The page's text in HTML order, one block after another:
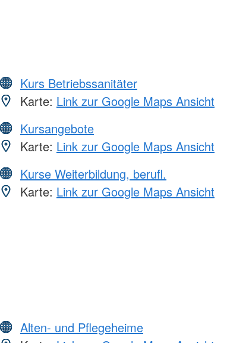
Kurs Betriebssanitäter
Karte: Link zur Google Maps Ansicht
Kursangebote
Karte: Link zur Google Maps Ansicht
Kurse Weiterbildung, berufl.
Karte: Link zur Google Maps Ansicht
Alten- und Pflegeheime